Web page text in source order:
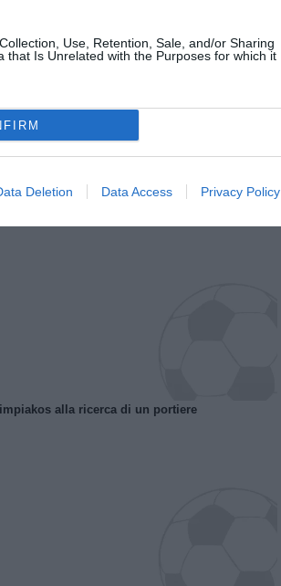
Use, Retention, Sale, and/or Sharing
that Is Unrelated with the Purposes for which it
Deletion Data Access Privacy Policy
alla ricerca di un portiere